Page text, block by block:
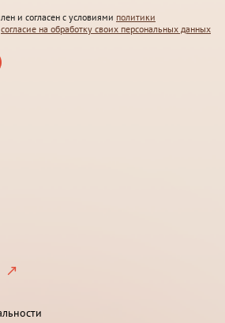
и согласен с условиями политики
согласие на обработку своих персональных данных